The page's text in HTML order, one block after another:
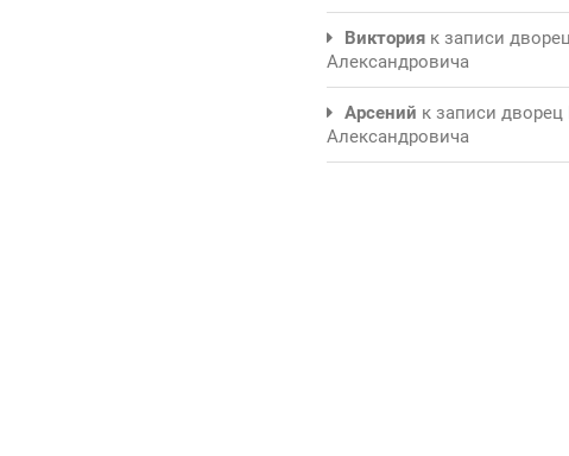
Виктория к записи
Александровича
Арсений к записи дворец
Александровича